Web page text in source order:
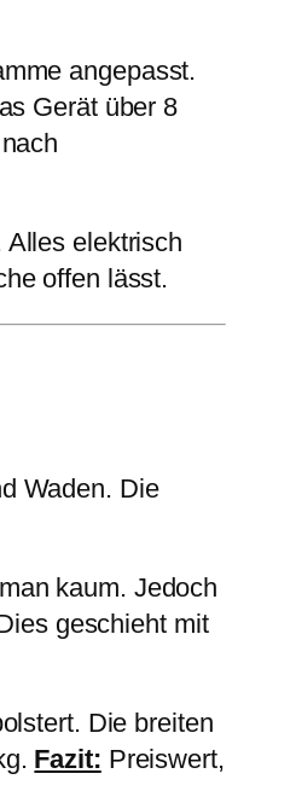
angepasst.
Gerät über 8
elektrisch
offen lässt.
Waden. Die
kaum. Jedoch
geschieht mit
Die breiten
Fazit: Preiswert,